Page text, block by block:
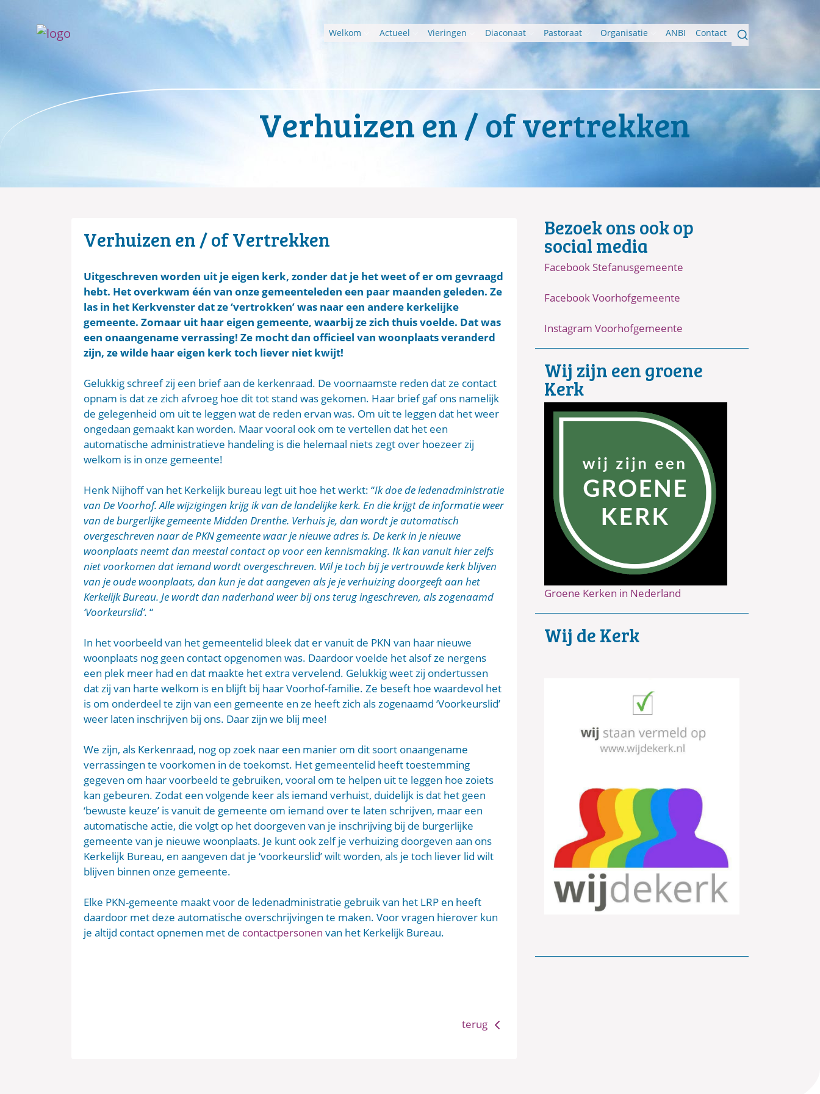
Welkom Actueel Vieringen Diaconaat Pastoraat Organisatie ANBI Contact
Verhuizen en / of vertrekken
Verhuizen en / of Vertrekken
Uitgeschreven worden uit je eigen kerk, zonder dat je het weet of er om gevraagd
hebt. Het overkwam één van onze gemeenteleden een paar maanden geleden. Ze
las in het Kerkvenster dat ze ‘vertrokken’ was naar een andere kerkelijke
gemeente. Zomaar uit haar eigen gemeente, waarbij ze zich thuis voelde. Dat was
een onaangename verrassing! Ze mocht dan officieel van woonplaats veranderd
zijn, ze wilde haar eigen kerk toch liever niet kwijt!
Gelukkig schreef zij een brief aan de kerkenraad. De voornaamste reden dat ze contact
opnam is dat ze zich afvroeg hoe dit tot stand was gekomen. Haar brief gaf ons namelijk
de gelegenheid om uit te leggen wat de reden ervan was. Om uit te leggen dat het weer
ongedaan gemaakt kan worden. Maar vooral ook om te vertellen dat het een
automatische administratieve handeling is die helemaal niets zegt over hoezeer zij
welkom is in onze gemeente!
Henk Nijhoff van het Kerkelijk bureau legt uit hoe het werkt: “Ik doe de ledenadministratie
van De Voorhof. Alle wijzigingen krijg ik van de landelijke kerk. En die krijgt de informatie weer
van de burgerlijke gemeente Midden Drenthe. Verhuis je, dan wordt je automatisch
overgeschreven naar de PKN gemeente waar je nieuwe adres is. De kerk in je nieuwe
woonplaats neemt dan meestal contact op voor een kennismaking. Ik kan vanuit hier zelfs
niet voorkomen dat iemand wordt overgeschreven. Wil je toch bij je vertrouwde kerk blijven
van je oude woonplaats, dan kun je dat aangeven als je je verhuizing doorgeeft aan het
Kerkelijk Bureau. Je wordt dan naderhand weer bij ons terug ingeschreven, als zogenaamd
‘Voorkeurslid’. “
In het voorbeeld van het gemeentelid bleek dat er vanuit de PKN van haar nieuwe
woonplaats nog geen contact opgenomen was. Daardoor voelde het alsof ze nergens
een plek meer had en dat maakte het extra vervelend. Gelukkig weet zij ondertussen
dat zij van harte welkom is en blijft bij haar Voorhof-familie. Ze beseft hoe waardevol het
is om onderdeel te zijn van een gemeente en ze heeft zich als zogenaamd ‘Voorkeurslid’
weer laten inschrijven bij ons. Daar zijn we blij mee!
We zijn, als Kerkenraad, nog op zoek naar een manier om dit soort onaangename
verrassingen te voorkomen in de toekomst. Het gemeentelid heeft toestemming
gegeven om haar voorbeeld te gebruiken, vooral om te helpen uit te leggen hoe zoiets
kan gebeuren. Zodat een volgende keer als iemand verhuist, duidelijk is dat het geen
‘bewuste keuze’ is vanuit de gemeente om iemand over te laten schrijven, maar een
automatische actie, die volgt op het doorgeven van je inschrijving bij de burgerlijke
gemeente van je nieuwe woonplaats. Je kunt ook zelf je verhuizing doorgeven aan ons
Kerkelijk Bureau, en aangeven dat je ‘voorkeurslid’ wilt worden, als je toch liever lid wilt
blijven binnen onze gemeente.
Elke PKN-gemeente maakt voor de ledenadministratie gebruik van het LRP en heeft
daardoor met deze automatische overschrijvingen te maken. Voor vragen hierover kun
je altijd contact opnemen met de contactpersonen van het Kerkelijk Bureau.
terug
Bezoek ons ook op
social media
Facebook Stefanusgemeente
Facebook Voorhofgemeente
Instagram Voorhofgemeente
Wij zijn een groene
Kerk
Groene Kerken in Nederland
Wij de Kerk